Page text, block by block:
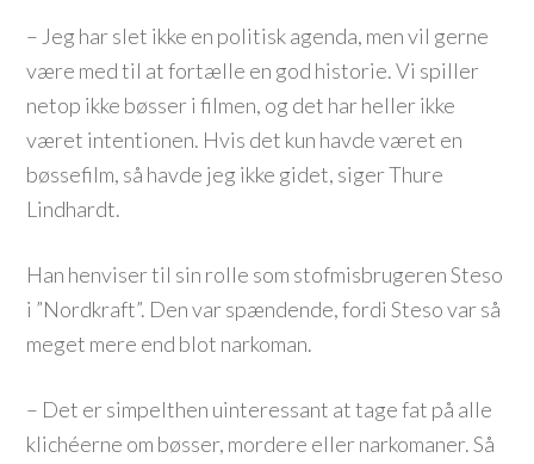
– Jeg har slet ikke en politisk agenda, men vil gerne
være med til at fortælle en god historie. Vi spiller
netop ikke bøsser i filmen, og det har heller ikke
været intentionen. Hvis det kun havde været en
bøssefilm, så havde jeg ikke gidet, siger Thure
Lindhardt.
Han henviser til sin rolle som stofmisbrugeren Steso
i ”Nordkraft”. Den var spændende, fordi Steso var så
meget mere end blot narkoman.
– Det er simpelthen uinteressant at tage fat på alle
klichéerne om bøsser, mordere eller narkomaner. Så